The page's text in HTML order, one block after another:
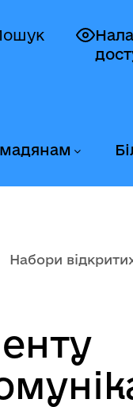
Набори